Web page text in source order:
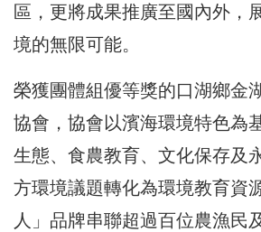
區，更將成果推廣至國內外，
境的無限可能。
榮獲團體組優等獎的口湖鄉金
協會，協會以濱海環境特色為
生態、食農教育、文化保存及
方環境議題轉化為環境教育資
人」品牌串聯超過百位農漁民